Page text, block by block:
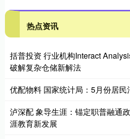
热点资讯
括普投资 行业机构Interact
破解复杂仓储新解法
优配物料 国家统计局：5月份居
泸深配 象导生涯：锚定职普融通
涯教育新发展